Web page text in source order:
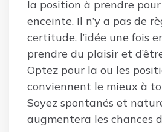
la position à prendre
enceinte. Il n’y a pas de
certitude, l’idée une fois
prendre du plaisir et
Optez pour la ou les
conviennent le mieux à
Soyez spontanés et
augmentera les chances